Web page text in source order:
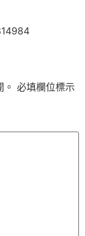
必填欄位標示